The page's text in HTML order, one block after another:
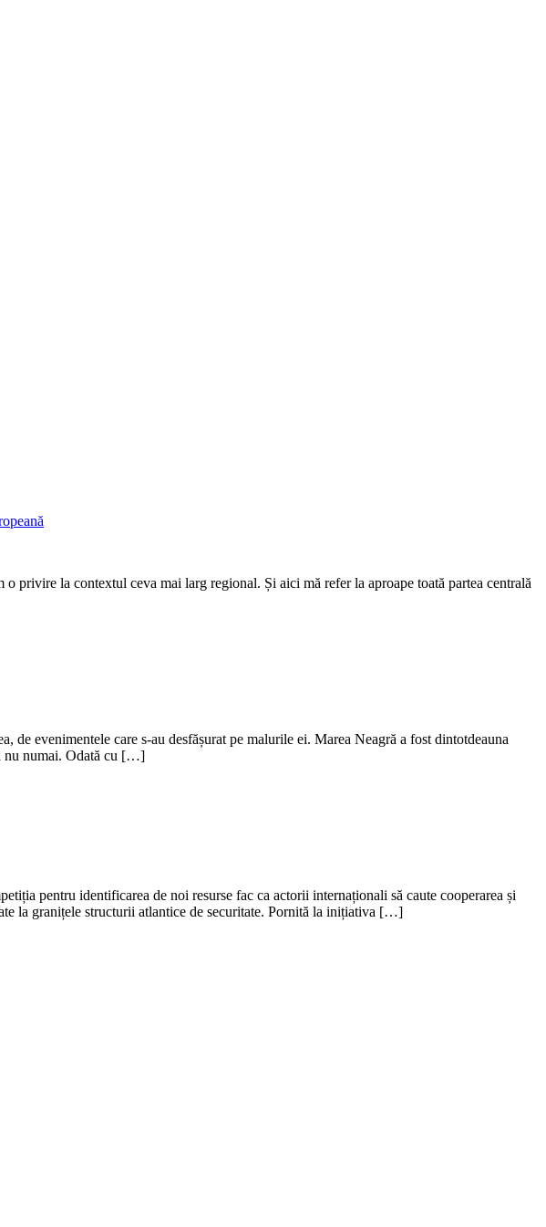
privire la contextul ceva mai larg regional. Și aici mă refer la aproape toată partea centrală
evenimentele care s-au desfășurat pe malurile ei. Marea Neagră a fost dintotdeauna
nu numai. Odată cu […]
pentru identificarea de noi resurse fac ca actorii internaționali să caute cooperarea și
la granițele structurii atlantice de securitate. Pornită la inițiativa […]